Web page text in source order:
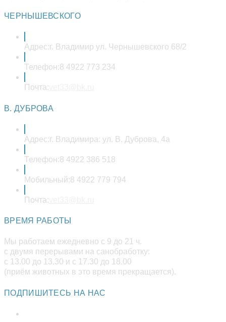
ЧЕРНЫШЕВСКОГО
Адрес:г. Владимир ул. Чернышевского 68/2
Телефон:8 4922 773 234
Почта:
В. ДУБРОВА
Адрес:г. Владимира: ул. В. Дуброва, 4а
Телефон:8 4922 386 518
Мобильный:8 4922 779 794
Почта:
ВРЕМЯ РАБОТЫ
Мы работаем ежедневно с 9 до 21 ч.
с двумя перерывами на санобработку:
с 13.00 до 13.30 и с 17.30 до 18.00
(приём животных в это время прекращается).
ПОДПИШИТЕСЬ НА НАС